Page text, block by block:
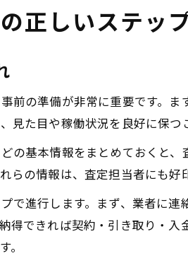
中古機械を高価で売却する重要な
工作機械買取で高値を狙うメ
口コミやランキングで見極め
古い機械買取の成功ポイント
工作機械の買取相場を見極める秘
中古機械買取で相場を知る重
工場機械買取における価格変
中古機械買取業者ごとの査定
正しいステッ
前の準備が非常に重要です。
た目や稼働状況を良好に保つ
の基本情報をまとめておくと
の情報は、査定担当者にも好
で進行します。まず、業者に
得できれば契約・引き取り・
。